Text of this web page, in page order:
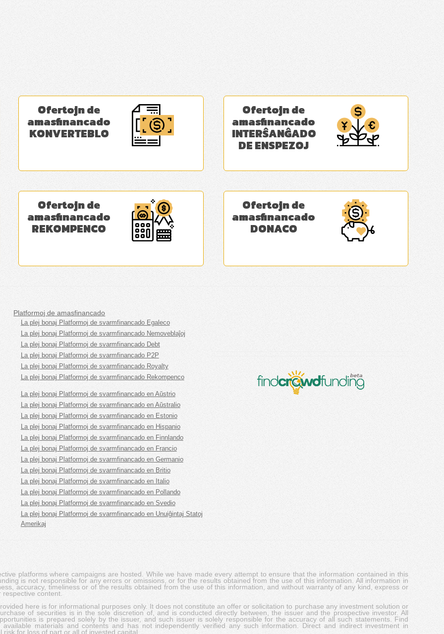
Ofertojn de
amasfinancado
KONVERTEBLO
Ofertojn de
amasfinancado
INTERŜANĜADO
DE ENSPEZOJ
Ofertojn de
amasfinancado
REKOMPENCO
Ofertojn de
amasfinancado
DONACO
Platformoj de amasfinancado
La plej bonaj Platformoj de svarmfinancado Egaleco
La plej bonaj Platformoj de svarmfinancado Nemoveblaĵoj
La plej bonaj Platformoj de svarmfinancado Debt
La plej bonaj Platformoj de svarmfinancado P2P
La plej bonaj Platformoj de svarmfinancado Royalty
La plej bonaj Platformoj de svarmfinancado Rekompenco
La plej bonaj Platformoj de svarmfinancado en Aŭstrio
La plej bonaj Platformoj de svarmfinancado en Aŭstralio
La plej bonaj Platformoj de svarmfinancado en Estonio
La plej bonaj Platformoj de svarmfinancado en Hispanio
La plej bonaj Platformoj de svarmfinancado en Finnlando
La plej bonaj Platformoj de svarmfinancado en Francio
La plej bonaj Platformoj de svarmfinancado en Germanio
La plej bonaj Platformoj de svarmfinancado en Britio
La plej bonaj Platformoj de svarmfinancado en Italio
La plej bonaj Platformoj de svarmfinancado en Pollando
La plej bonaj Platformoj de svarmfinancado en Svedio
La plej bonaj Platformoj de svarmfinancado en Unuiĝintaj Statoj
Amerikaj
platforms where campaigns are hosted. While we have made every attempt to ensure that the information contained in this
is not responsible for any errors or omissions, or for the results obtained from the use of this information. All information in
accuracy, timeliness or of the results obtained from the use of this information, and without warranty of any kind, express or
content.
here is for informational purposes only. It does not constitute an offer or solicitation to purchase any investment solution or
of securities is in the sole discretion of, and is conducted directly between, the issuer and the prospective investor. All
is prepared solely by the issuer, and such issuer is solely responsible for the accuracy of all such statements. Find
materials and contents and has not independently verified any such information. Direct and indirect investment in
for loss of part or all of invested capital.